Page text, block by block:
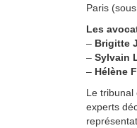
Paris
Les
– Brigitte
– Sylvain
– Hélène
Le tribunal
experts